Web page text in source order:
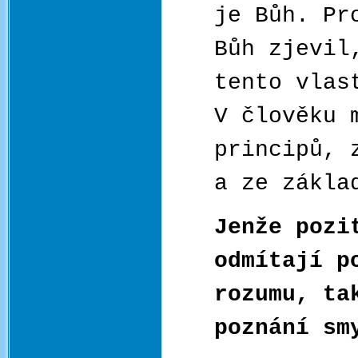
je Bůh.
Bůh
tento
V člověku
principů,
a ze
Jenže
odmítají
rozumu,
poznání